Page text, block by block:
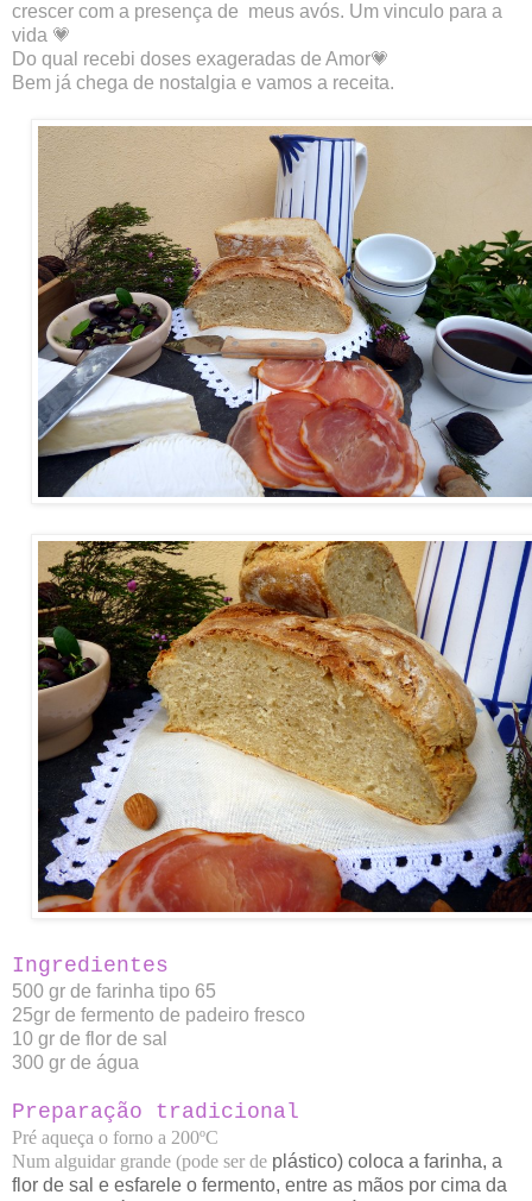
crescer com a presença de  meus avós. Um vinculo para a
vida 💗
Do qual recebi doses exageradas de Amor💗
Bem já chega de nostalgia e vamos a receita.
Ingredientes
500 gr de farinha tipo 65
25gr de fermento de padeiro fresco
10 gr de flor de sal
300 gr de água
Preparação tradicional
Pré aqueça o forno a 200ºC
Num alguidar grande (pode ser de plástico) coloca a farinha, a
flor de sal e esfarele o fermento, entre as mãos por cima da